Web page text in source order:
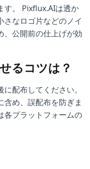
す。 Pixflux.AIは透か
さなロゴ片などのノイ
、公開前の仕上げが効
るコツは？
配布してください。
め、誤配布を防ぎま
各プラットフォームの